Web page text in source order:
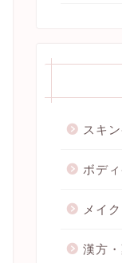
スキ
ボデ
メイク
漢方